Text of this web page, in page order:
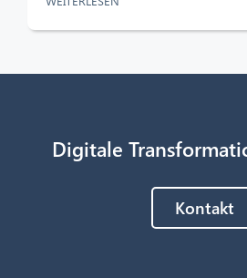
Digitale
Kontakt